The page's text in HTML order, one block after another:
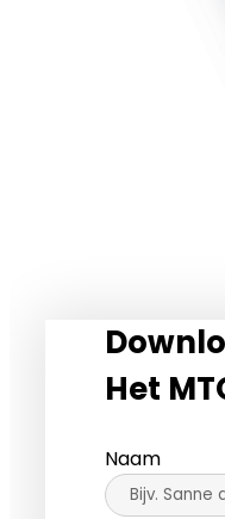
Het
Naam